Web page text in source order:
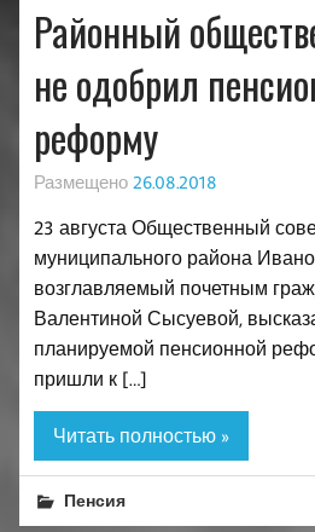
Районный
не одобрил
реформу
Размещено 26.08.2018
23 августа Общественный
муниципального района
возглавляемый почетным
Валентиной Сысуевой,
планируемой пенсионной
пришли к […]
Читать полностью »
Пенсия